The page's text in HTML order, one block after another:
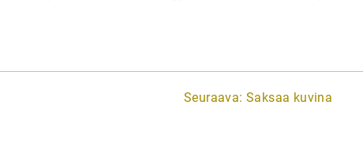
Seuraava: Saksaa kuvina